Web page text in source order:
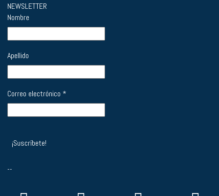
NEWSLETTER
Nombre
Apellido
Correo electrónico *
--